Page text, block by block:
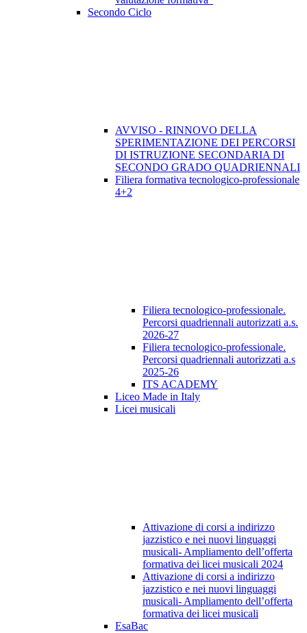
Secondo Ciclo
AVVISO - RINNOVO DELLA
SPERIMENTAZIONE DEI PERCORSI
DI ISTRUZIONE SECONDARIA DI
SECONDO GRADO QUADRIENNALI
Filiera formativa tecnologico-professionale
4+2
Filiera tecnologico-professionale.
Percorsi quadriennali autorizzati a.s.
2026-27
Filiera tecnologico-professionale.
Percorsi quadriennali autorizzati a.s
2025-26
ITS ACADEMY
Liceo Made in Italy
Licei musicali
Attivazione di corsi a indirizzo
jazzistico e nei nuovi linguaggi
musicali- Ampliamento dell’offerta
formativa dei licei musicali 2024
Attivazione di corsi a indirizzo
jazzistico e nei nuovi linguaggi
musicali- Ampliamento dell’offerta
formativa dei licei musicali
EsaBac